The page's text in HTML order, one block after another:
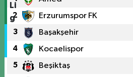
2 Erzurumspor FK
3 Başakşehir
4 Kocaelispor
5 Beşiktaş